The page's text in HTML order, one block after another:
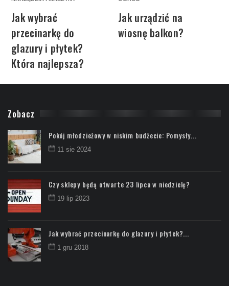
Jak wybrać
przecinarkę do
glazury i płytek?
Która najlepsza?
Jak urządzić na
wiosnę balkon?
Zobacz
Pokój młodzieżowy w niskim budżecie: Pomysły...
11 sie 2024
Czy sklepy będą otwarte 23 lipca w niedzielę?
19 lip 2023
Jak wybrać przecinarkę do glazury i płytek?...
1 gru 2018